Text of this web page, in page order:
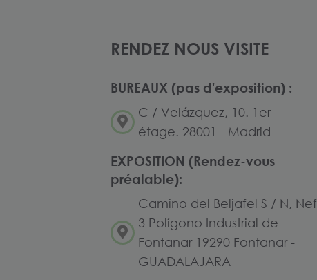
RENDEZ NOUS VISITE
BUREAUX (pas d'exposition) :
C / Velázquez, 10. 1er
étage. 28001 - Madrid
EXPOSITION (Rendez-vous
préalable):
Camino del Beljafel S / N, Nef
3 Polígono Industrial de
Fontanar 19290 Fontanar -
GUADALAJARA